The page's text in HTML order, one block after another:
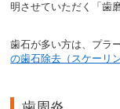
明させていただく「歯
歯石が多い方は、プラ
の歯石除去（スケーリン